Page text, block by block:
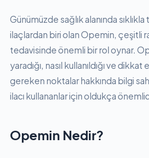
Günümüzde sağlık alanında
ilaçlardan biri olan Opemin, çeşitli
tedavisinde önemli bir rol oynar.
yaradığı, nasıl kullanıldığı ve dikkat
gereken noktalar hakkında bilgi
ilacı kullananlar için oldukça
Opemin Nedir?